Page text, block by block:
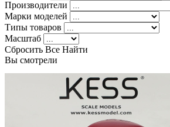
Производители
Марки моделей
Типы товаров
Масштаб
Сбросить Все Найти
Вы смотрели